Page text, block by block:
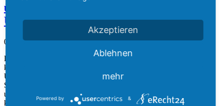
überraschen krebskranke Kinder an der
Uniklinik
09.12.2025/inEinblicke in die Kinderkrebsklinik,Neuigkeiten
Die Höhenretter der Feuerwehr Düsseldorf überraschten die
krebskranken Kinder der Klinik für Kinder-Onkologie an der
Uniklinik in Düsseldorf. Als Nikolaus, Batman, Superman und
Spiderman verkleidet, seilten sie sich vom Dach der Kinderklinik ab
und verteilten Geschenke! Die Kinder in den Isolationszimmern
konnten durch den Fenstereinsatz in den Türen die
Akzeptieren
Ablehnen
mehr
Powered by &